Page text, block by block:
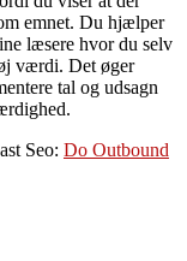
emnet. Du hjælper
læsere hvor du selv
værdi. Det øger
tal og udsagn
Seo: Do Outbound